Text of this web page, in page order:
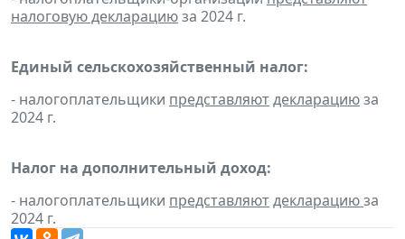
налоговую декларациюза 2024 г.
Единый сельскохозяйственный налог:
- налогоплательщики представляютдекларациюза
2024 г.
Налог на дополнительный доход:
- налогоплательщики представляютдекларациюза
2024 г.